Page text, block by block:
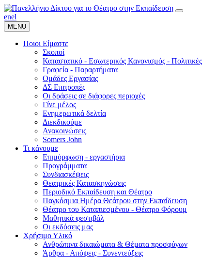
enel
MENU
Ποιοι Είμαστε
Σκοποί
Καταστατικό - Εσωτερικός Κανονισμός - Πολιτικές
Γραφεία - Παραρτήματα
Ομάδες Εργασίας
ΔΣ Επιτροπές
Οι δράσεις σε διάφορες περιοχές
Γίνε μέλος
Ενημερωτικά δελτία
Διεκδικούμε
Ανακοινώσεις
Somers John
Τι κάνουμε
Επιμόρφωση - εργαστήρια
Προγράμματα
Συνδιασκέψεις
Θεατρικές Κατασκηνώσεις
Περιοδικό Εκπαίδευση και Θέατρο
Παγκόσμια Ημέρα Θεάτρου στην Εκπαίδευση
Θέατρο του Καταπιεσμένου - Θέατρο Φόρουμ
Μαθητικά φεστιβάλ
Οι εκδόσεις μας
Χρήσιμο Υλικό
Ανθρώπινα δικαιώματα & Θέματα προσφύγων
Άρθρα - Απόψεις - Συνεντεύξεις